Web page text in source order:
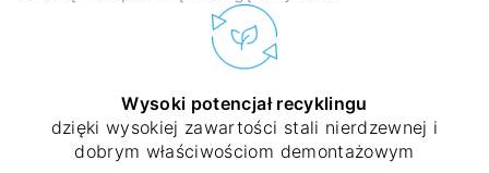
Wysoki potencjał recyklingu
dzięki wysokiej zawartości stali nierdzewnej i
dobrym właściwościom demontażowym